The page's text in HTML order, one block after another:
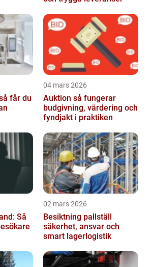
04 mars 2026
Auktion så fungerar
budgivning, värdering och
fyndjakt i praktiken
Så
02 mars 2026
Besiktning pallställ
säkerhet, ansvar och
smart lagerlogistik